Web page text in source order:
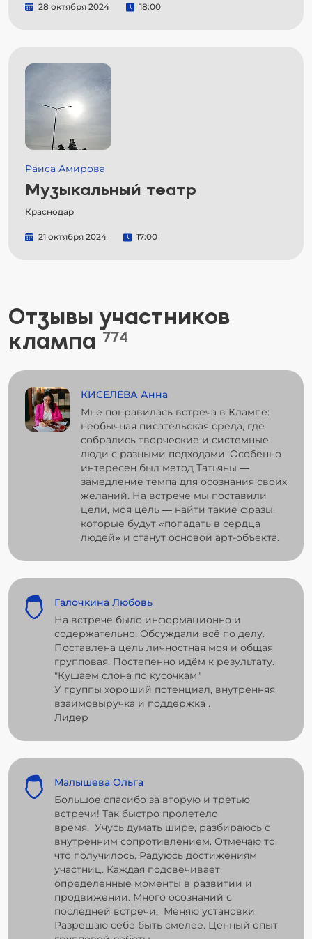
28 октября 2024 18:00
Раиса Амирова
Музыкальный театр
Краснодар
21 октября 2024 17:00
Отзывы участников
клампа 774
КИСЕЛЁВА Анна
Мне понравилась встреча в Клампе:
необычная писательская среда, где
собрались творческие и системные
люди с разными подходами. Особенно
интересен был метод Татьяны —
замедление темпа для осознания своих
желаний. На встрече мы поставили
цели, моя цель — найти такие фразы,
которые будут «попадать в сердца
людей» и станут основой арт-объекта.
Галочкина Любовь
На встрече было информационно и
содержательно. Обсуждали всё по делу.
Поставлена цель личностная моя и общая
групповая. Постепенно идём к результату.
"Кушаем слона по кусочкам"
У группы хороший потенциал, внутренняя
взаимовыручка и поддержка .
Лидер
Малышева Ольга
Большое спасибо за вторую и третью
встречи! Так быстро пролетело
время. Учусь думать шире, разбираюсь с
внутренним сопротивлением. Отмечаю то,
что получилось. Радуюсь достижениям
участниц. Каждая подсвечивает
определённые моменты в развитии и
продвижении. Много осознаний с
последней встречи. Меняю установки.
Разрешаю себе быть смелее. Ценный опыт